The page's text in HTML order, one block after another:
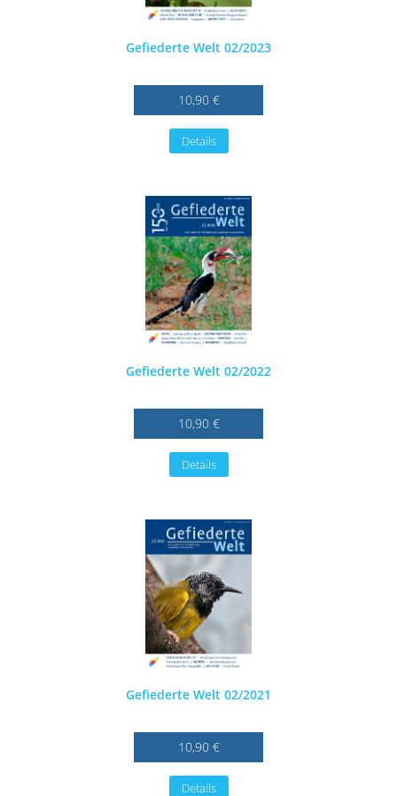
Gefiederte Welt 02/2023
10,90 €
Details
Gefiederte Welt 02/2022
10,90 €
Details
Gefiederte Welt 02/2021
10,90 €
Details